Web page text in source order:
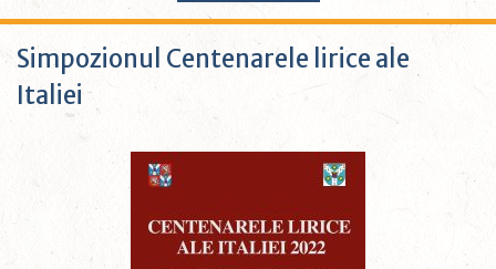
Simpozionul Centenarele lirice ale
Italiei